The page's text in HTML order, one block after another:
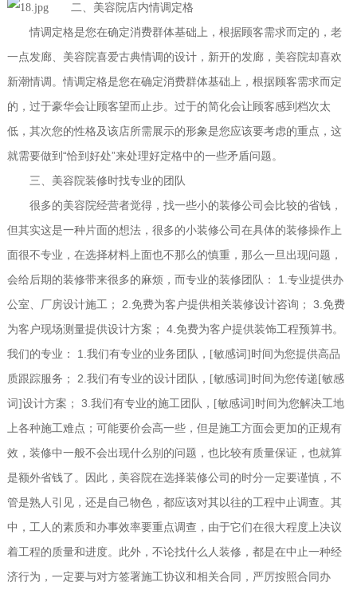
二、美容院店内情调定格
情调定格是您在确定消费群体基础上，根据顾客需求而定的，老
一点发廊、美容院喜爱古典情调的设计，新开的发廊，美容院却喜欢
新潮情调。情调定格是您在确定消费群体基础上，根据顾客需求而定
的，过于豪华会让顾客望而止步。过于的简化会让顾客感到档次太
低，其次您的性格及该店所需展示的形象是您应该要考虑的重点，这
就需要做到 “恰到好处”来处理好定格中的一些矛盾问题。
三、美容院装修时找专业的团队
很多的美容院经营者觉得，找一些小的装修公司会比较的省钱，
但其实这是一种片面的想法，很多的小装修公司在具体的装修操作上
面很不专业，在选择材料上面也不那么的慎重，那么一旦出现问题，
会给后期的装修带来很多的麻烦，而专业的装修团队： 1. 专业提供办
公室、厂房设计施工； 2. 免费为客户提供相关装修设计咨询； 3. 免费
为客户现场测量提供设计方案； 4. 免费为客户提供装饰工程预算书。
我们的专业： 1. 我们有专业的业务团队，[敏感词]时间为您提供高品
质跟踪服务； 2. 我们有专业的设计团队，[敏感词]时间为您传递[敏感
词]设计方案； 3. 我们有专业的施工团队，[敏感词]时间为您解决工地
上各种施工难点；可能要价会高一些，但是施工方面会更加的正规有
效，装修中一般不会出现什么别的问题，也比较有质量保证，也就算
是额外省钱了。因此，美容院在选择装修公司的时分一定要谨慎，不
管是熟人引见，还是自己物色，都应该对其以往的工程中止调查。其
中，工人的素质和办事效率要重点调查，由于它们在很大程度上决议
着工程的质量和进度。此外，不论找什么人装修，都是在中止一种经
济行为，一定要与对方签署施工协议和相关合同，严厉按照合同办